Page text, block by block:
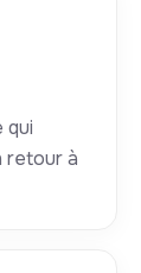
qui
retour à